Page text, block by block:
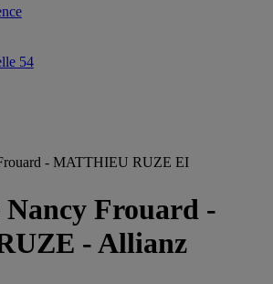
54
- MATTHIEU RUZE EI
Nancy Frouard -
- Allianz